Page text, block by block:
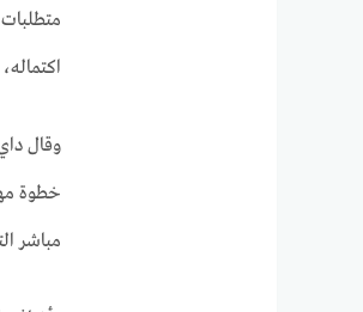
متطلبات
وقال
خطوة
مباشر